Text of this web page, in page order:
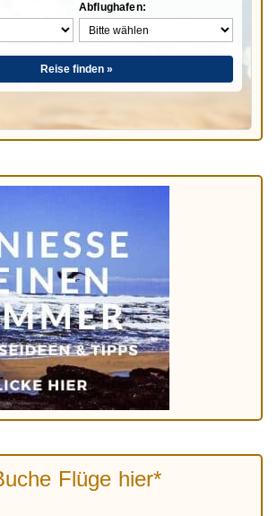
Abflughafen:
Reise finden »
Flüge hier*